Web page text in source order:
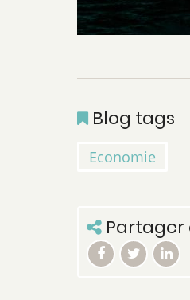
Blog tags
Economie